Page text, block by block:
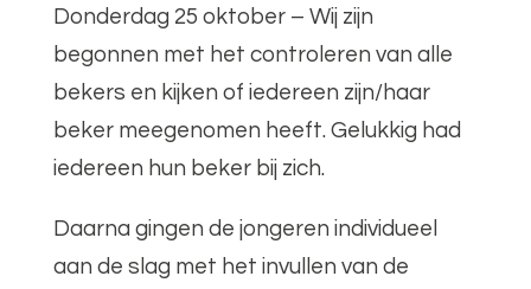
Donderdag 25 oktober – Wij zijn
begonnen met het controleren van alle
bekers en kijken of iedereen zijn/haar
beker meegenomen heeft. Gelukkig had
iedereen hun beker bij zich.
Daarna gingen de jongeren individueel
aan de slag met het invullen van de